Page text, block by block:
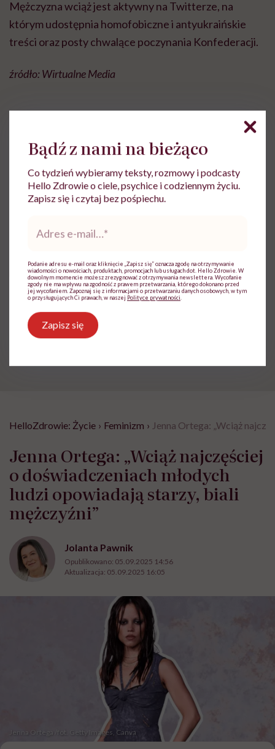
Mężczyzna wciąż jest aktywny na Twitterze, na
którym udostępnia homofobiczne i antyukraińskie
treści oraz posty chwalące poczynania Konfederacji.
źródło: Wirtualne Media
Aleksandra Tchórzewska
Z wykształcenia nauczycielka języka
polskiego, z zamiłowania dziennikarka.
Wierzy, że słowa mają moc
Zobacz profil
Udostępnij
Powiązane tematy:
HelloZdrowie: Życie › Feminizm › Jenna Ortega: „Wciąż
Jenna Ortega: „Wciąż najczęściej
o doświadczeniach młodych
ludzi opowiadają starzy, biali
mężczyźni”
Jolanta Pawnik
Opublikowano: 05.09.2025 14:56
Aktualizacja: 05.09.2025 16:05
Jenna Ortega /fot. Getty Images, Canva
Bądź z nami na bieżąco
Co tydzień wybieramy teksty, rozmowy i podcasty
Hello Zdrowie o ciele, psychice i codziennym życiu.
Zapisz się i czytaj bez pośpiechu.
mail*
Podanie adresu e-mail oraz kliknięcie „Zapisz się” oznacza zgodę na otrzymywanie
wiadomości o nowościach, produktach, promocjach lub usługach dot. Hello Zdrowie. W
dowolnym momencie możesz zrezygnować z otrzymywania newslettera. Wycofanie
zgody nie ma wpływu na zgodność z prawem przetwarzania, którego dokonano przed
jej wycofaniem. Zapoznaj się z informacjami o przetwarzaniu danych osobowych, w tym
o przysługujących Ci prawach, w naszej Polityce prywatności
Zapisz się